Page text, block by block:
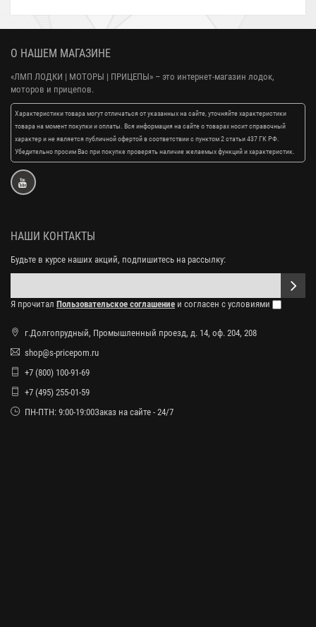
О НАШЕМ МАГАЗИНЕ
«ЛМП ЛОДКИ | МОТОРЫ | ПРИЦЕПЫ» – это интернет-магазин лодок,
моторов и прицепов.
Характеристики товара могут отличаться от указанных на сайте, уточняйте характеристики
товара на момент покупки и оплаты. Вся информация на сайте о товарах носит справочный
характер и не является публичной офертой в соответствии с пунктом 2 статьи 437 ГК РФ.
Убедительно просим Вас при покупке проверять наличие желаемых функций и характеристик.
НАШИ КОНТАКТЫ
Будьте в курсе наших акций, подпишитесь на рассылку:
Я прочитал Пользовательское соглашение и согласен с условиями
г.Долгопрудный, Промышленный проезд, д. 14, оф. 204, 208
shop@s-pricepom.ru
+7 (800) 100-91-69
+7 (495) 255-01-59
ПН-ПТН: 9:00-19:00Заказ на сайте - 24/7